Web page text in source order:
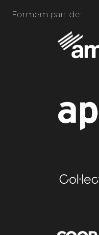
Formem part de: